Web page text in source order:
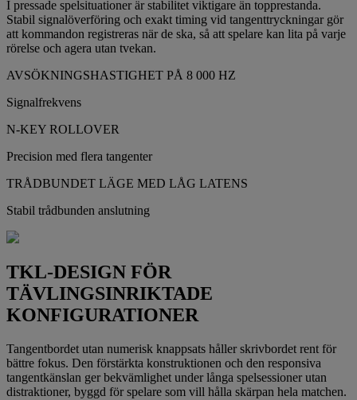
I pressade spelsituationer är stabilitet viktigare än topprestanda.
Stabil signalöverföring och exakt timing vid tangenttryckningar gör
att kommandon registreras när de ska, så att spelare kan lita på varje
rörelse och agera utan tvekan.
AVSÖKNINGSHASTIGHET PÅ 8 000 HZ
Signalfrekvens
N-KEY ROLLOVER
Precision med flera tangenter
TRÅDBUNDET LÄGE MED LÅG LATENS
Stabil trådbunden anslutning
TKL-DESIGN FÖR
TÄVLINGSINRIKTADE
KONFIGURATIONER
Tangentbordet utan numerisk knappsats håller skrivbordet rent för
bättre fokus. Den förstärkta konstruktionen och den responsiva
tangentkänslan ger bekvämlighet under långa spelsessioner utan
distraktioner, byggd för spelare som vill hålla skärpan hela matchen.